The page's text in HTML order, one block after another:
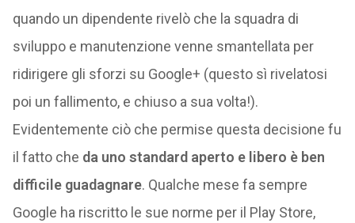
quando un dipendente rivelò che la squadra di
sviluppo e manutenzione venne smantellata per
ridirigere gli sforzi su Google+ (questo sì rivelatosi
poi un fallimento, e chiuso a sua volta!).
Evidentemente ciò che permise questa decisione fu
il fatto che da uno standard aperto e libero è ben
difficile guadagnare. Qualche mese fa sempre
Google ha riscritto le sue norme per il Play Store,